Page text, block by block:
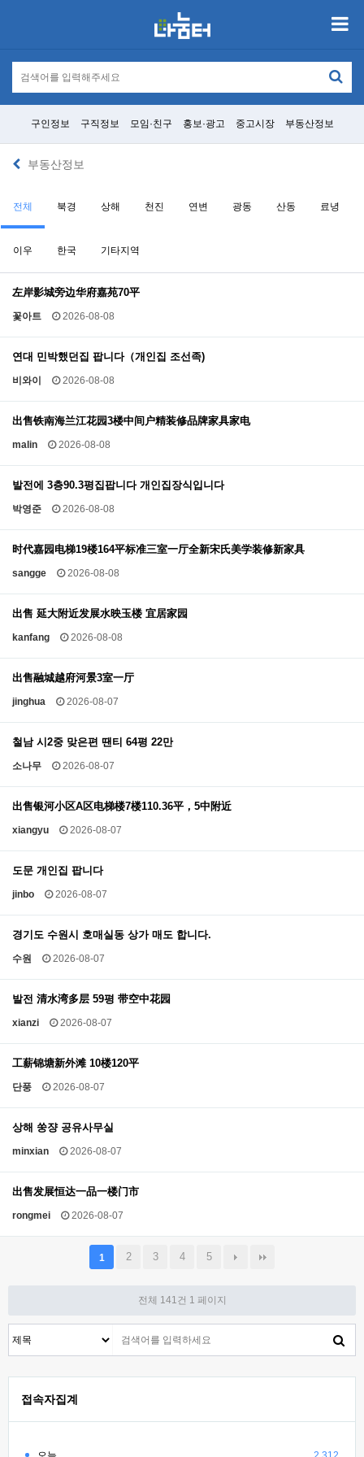
구인정보 구직정보 모임·친구 홍보·광고 중고시장 부동산정보
부동산정보
전체 북경 상해 천진 연변 광동 산동 료녕
이우 한국 기타지역
左岸影城旁边华府嘉苑70平
꽃아트 2026-08-08
연대 민박했던집 팝니다（개인집 조선족)
비와이 2026-08-08
出售铁南海兰江花园3楼中间户精装修品牌家具家电
malin 2026-08-08
발전에 3층90.3평집팝니다 개인집장식입니다
박영준 2026-08-08
时代嘉园电梯19楼164平标准三室一厅全新宋氏美学装修新家具
sangge 2026-08-08
出售 延大附近发展水映玉楼 宜居家园
kanfang 2026-08-08
出售融城越府河景3室一厅
jinghua 2026-08-07
철남 시2중 맞은편 땐티 64평 22만
소나무 2026-08-07
出售银河小区A区电梯楼7楼110.36平，5中附近
xiangyu 2026-08-07
도문 개인집 팝니다
jinbo 2026-08-07
경기도 수원시 호매실동 상가 매도 합니다.
수원 2026-08-07
발전 清水湾多层 59평 带空中花园
xianzi 2026-08-07
工薪锦塘新外滩 10楼120平
단풍 2026-08-07
상해 쑹쟝 공유사무실
minxian 2026-08-07
出售发展恒达一品一楼门市
rongmei 2026-08-07
1 2 3 4 5
전체 141건 1 페이지
접속자집계